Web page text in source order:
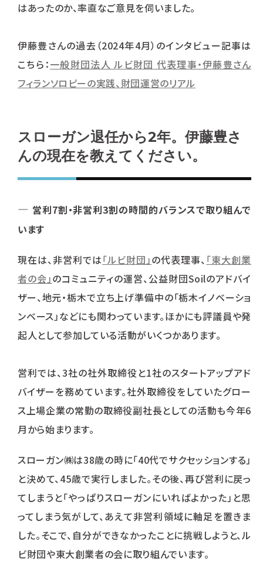
はあったのか、率直なご意見を伺いました。
伊藤豊さんの過去（2024年4月）のインタビュー記事は
こちら：一般財団法人 ルビ財団 代表理事・伊藤豊さん
フィランソロピーの実践、財団運営のリアル
スローガン退任から2年。伊藤豊さ
んの現在を教えてください。
― 営利7割・非営利3割の時間的バランスで取り組んで
います
現在は、非営利では「ルビ財団」の代表理事、 「東大創業
者の会」のコミュニティの運営、公益財団Soilのアドバイ
ザー、地元・栃木で立ち上げ準備中の「栃木イノベーショ
ンベース」などにも関わっています。ほかにも評議員や発
起人として参加している活動がいくつかあります。
営利では、3社の社外取締役と1社のスタートアップアド
バイザーを務めています。社外取締役をしていたグロー
ス上場企業の常勤の取締役副社長としての活動も今年6
月から始まります。
スローガン㈱は38歳の時に「40代でサクセッションする」
と決めて、45歳で実行しました。その後、再び営利に戻っ
てしまうと「やっぱりスローガンにいればよかった」と思
ってしまう気がして、あえて非営利領域に軸足を置きま
した。そこで、自分ができなかったことに挑戦しようと、ル
ビ財団や東大創業者の会に取り組んでいます。